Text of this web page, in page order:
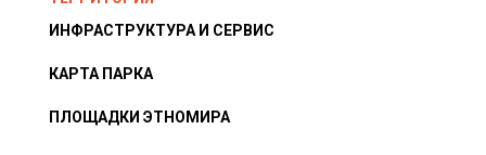
ИНФРАСТРУКТУРА И СЕРВИС
КАРТА ПАРКА
ПЛОЩАДКИ ЭТНОМИРА